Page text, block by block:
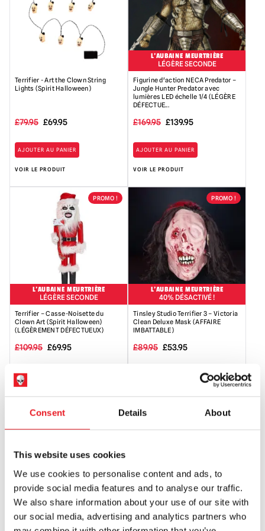
Consent Details About
This website uses cookies
We use cookies to personalise content and ads, to
provide social media features and to analyse our traffic.
We also share information about your use of our site with
our social media, advertising and analytics partners who
Terrifier - Art the Clown String
Lights (Spirit Halloween)
£79.95 Le
initial
était :
79,95
£69.95Le
actuel
de
:
69,95
£.
AJOUTER AU PANIER
VOIR LE PRODUIT
L'AUBAINE MEURTRIÈRE
LÉGÈRE SECONDE
Figurine d'action NECA Predator –
Jungle Hunter Predator avec
lumières LED échelle 1/4 (LÉGÈRE
DÉFECTUE...
£169.95 Le
initial
était
:
169,95
£.
£139.95Le
actuel
de
139,95
£.
AJOUTER AU PANIER
VOIR LE PRODUIT
PROMO !
L'AUBAINE MEURTRIÈRE
LÉGÈRE SECONDE
Terrifier – Casse-Noisette du
Clown Art (Spirit Halloween)
(LÉGÈREMENT DÉFECTUEUX)
£109.95 Le
était
de
:
£69.95Le
est
:
AJOUTER AU PANIER
PROMO !
L'AUBAINE MEURTRIÈRE
40% DÉSACTIVÉ !
Tinsley Studio Terrifier 3 – Victoria
Clean Deluxe Mask (AFFAIRE
IMBATTABLE)
£89.95 Le
était
89,95
£53.95Le
actuel
est
:
SÉLECTIONNER LES OPTIONS
L'AUBAINE MEURTRIÈRE
40% DÉSACTIVÉ !
L'AUBAINE MEURTRIÈRE
LÉGÈRE SECONDE